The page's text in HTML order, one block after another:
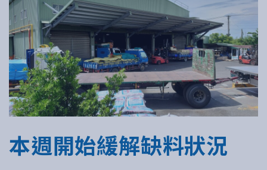
本週開始緩解缺料狀況